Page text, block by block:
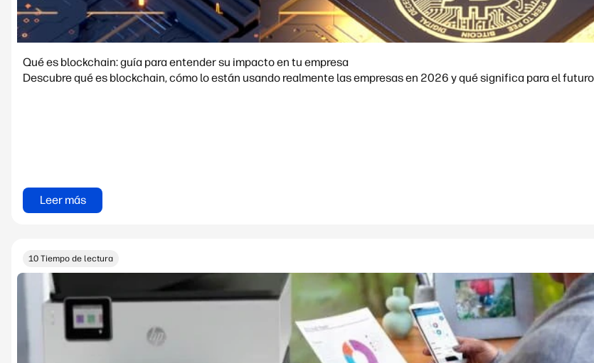
Qué es blockchain: guía para entender su impacto en tu empresa
Descubre qué es blockchain, cómo lo están usando realmente las empresas en 2026 y qué significa para el
Leer más
10 Tiempo de lectura